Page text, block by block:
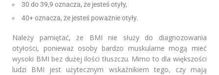
30 do 39,9 oznacza, że jesteś otyły,
40+ oznacza, że jesteś poważnie otyły.
Należy pamiętać, że BMI nie służy do diagnozowania
otyłości, ponieważ osoby bardzo muskularne mogą mieć
wysoki BMI bez dużej ilości tłuszczu. Mimo to dla większości
ludzi BMI jest użytecznym wskaźnikiem tego, czy mają